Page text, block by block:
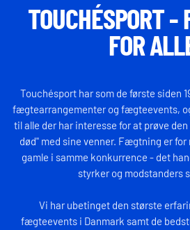
TOUCHÉSPORT
FOR
Touchésport har som de første siden
fægtearrangementer og fægteevents,
til alle der har interesse for at prøve
død" med sine venner. Fægtning er
gamle i samme konkurrence - det
styrker og modstanders
Vi har ubetinget den største
fægteevents i Danmark samt de